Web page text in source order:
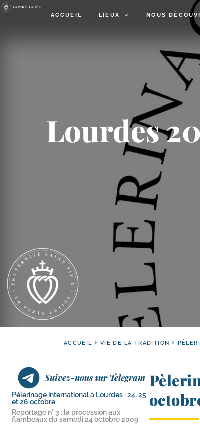
ACCUEIL LIEUX NOUS
Lourdes
ACCUEIL VIE DE LA TRADITION
Suivez-nous sur Telegram
Pèlerinage international à Lourdes : 24, 25
et 26 octobre
Reportage n° 3 : la procession aux
flambeaux du samedi 24 octobre 2009